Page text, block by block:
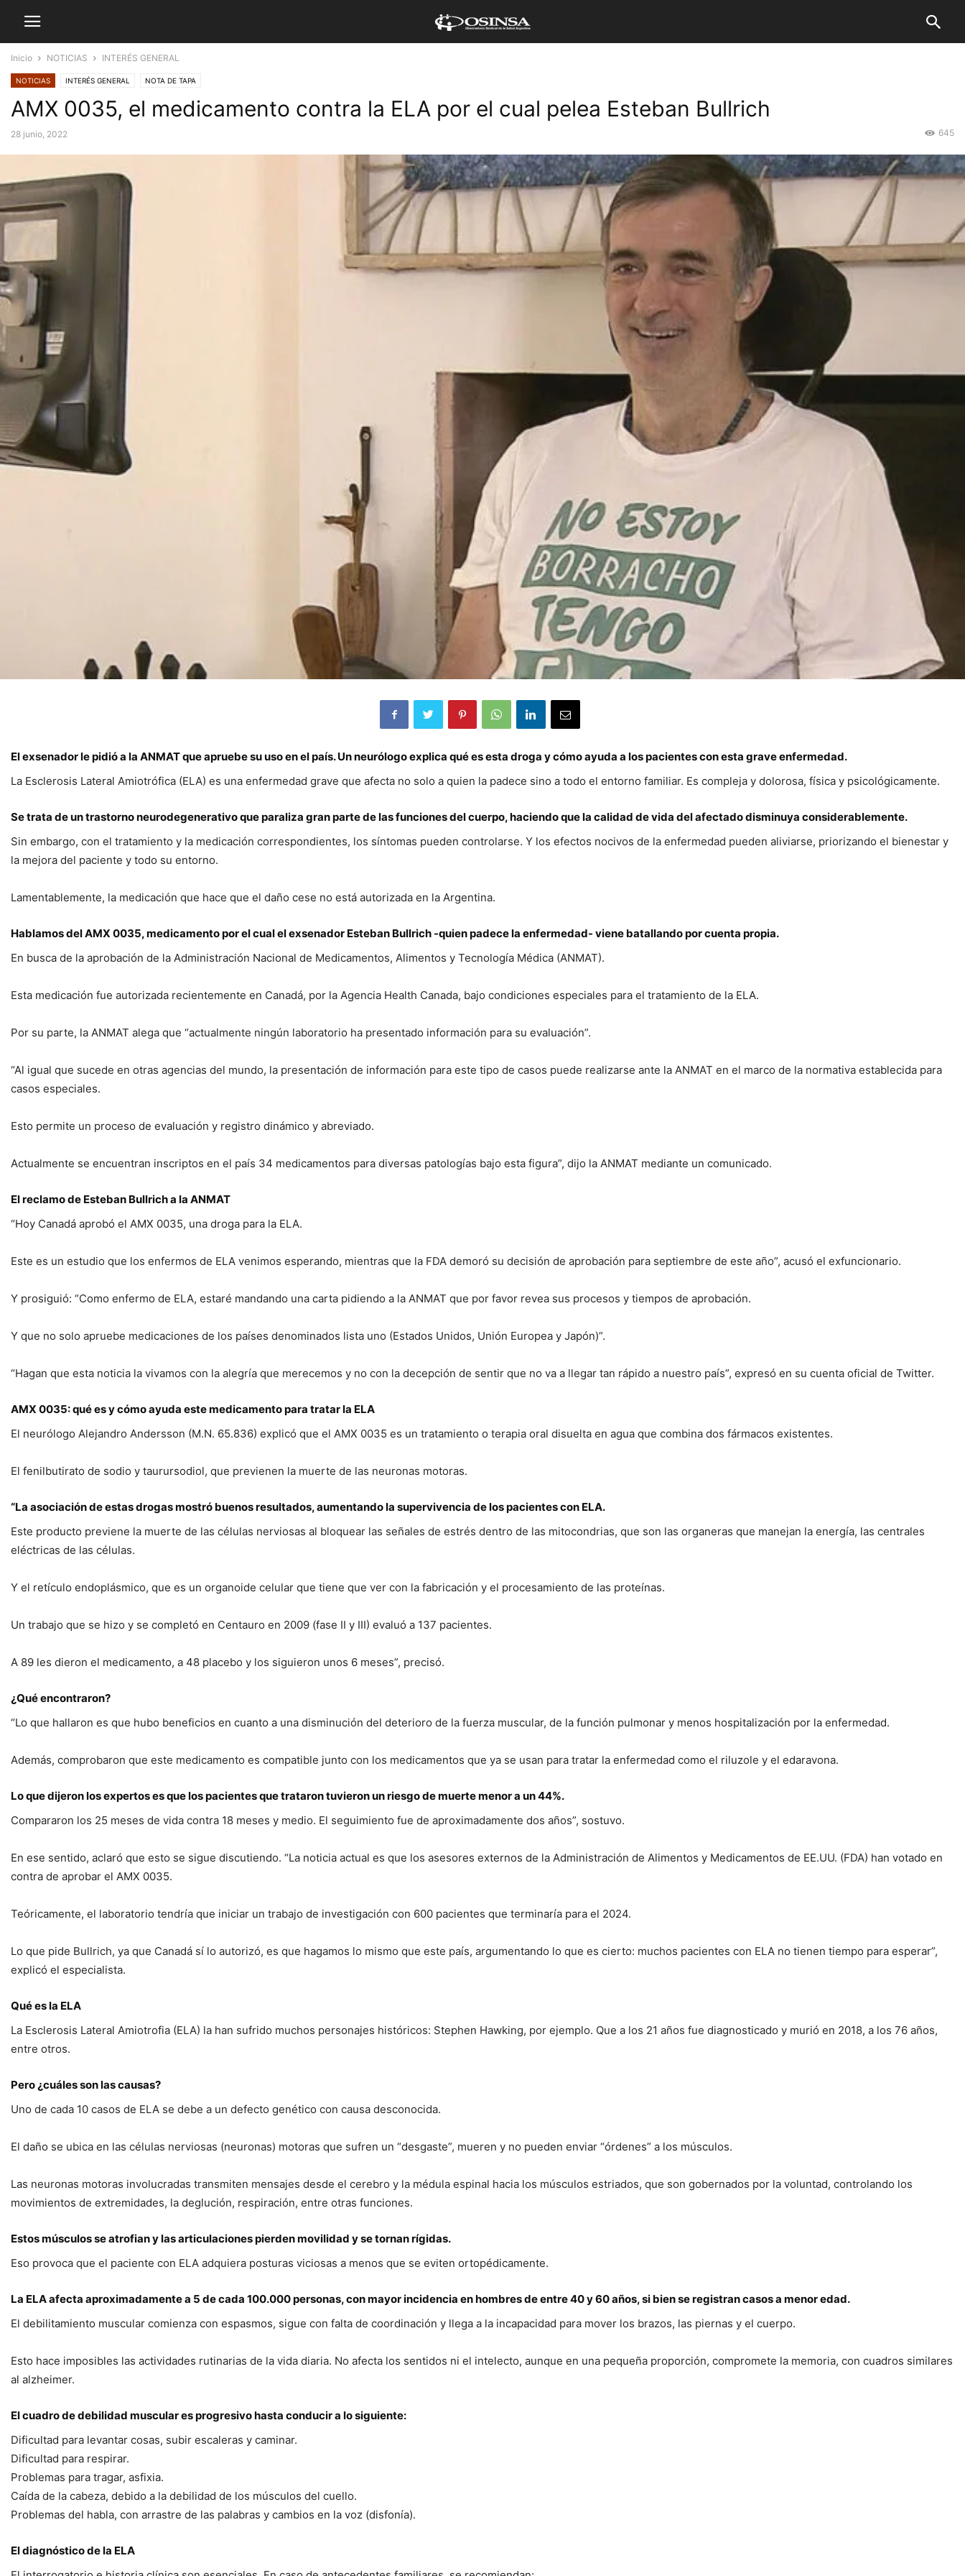
Inicio NOTICIAS INTERÉS GENERAL
NOTICIAS INTERÉS GENERAL NOTA DE TAPA
AMX 0035, el medicamento contra la ELA por el cual pelea Esteban Bullrich
28 junio, 2022 645
El exsenador le pidió a la ANMAT que apruebe su uso en el país. Un neurólogo explica qué es esta droga y cómo ayuda a los pacientes con esta grave enfermedad.
La Esclerosis Lateral Amiotrófica (ELA) es una enfermedad grave que afecta no solo a quien la padece sino a todo el entorno familiar. Es compleja y dolorosa, física y psicológicamente.
Se trata de un trastorno neurodegenerativo que paraliza gran parte de las funciones del cuerpo, haciendo que la calidad de vida del afectado disminuya considerablemente.
Sin embargo, con el tratamiento y la medicación correspondientes, los síntomas pueden controlarse. Y los efectos nocivos de la enfermedad pueden aliviarse, priorizando el bienestar y
la mejora del paciente y todo su entorno.
Lamentablemente, la medicación que hace que el daño cese no está autorizada en la Argentina.
Hablamos del AMX 0035, medicamento por el cual el exsenador Esteban Bullrich -quien padece la enfermedad- viene batallando por cuenta propia.
En busca de la aprobación de la Administración Nacional de Medicamentos, Alimentos y Tecnología Médica (ANMAT).
Esta medicación fue autorizada recientemente en Canadá, por la Agencia Health Canada, bajo condiciones especiales para el tratamiento de la ELA.
Por su parte, la ANMAT alega que “actualmente ningún laboratorio ha presentado información para su evaluación”.
“Al igual que sucede en otras agencias del mundo, la presentación de información para este tipo de casos puede realizarse ante la ANMAT en el marco de la normativa establecida para
casos especiales.
Esto permite un proceso de evaluación y registro dinámico y abreviado.
Actualmente se encuentran inscriptos en el país 34 medicamentos para diversas patologías bajo esta figura”, dijo la ANMAT mediante un comunicado.
El reclamo de Esteban Bullrich a la ANMAT
“Hoy Canadá aprobó el AMX 0035, una droga para la ELA.
Este es un estudio que los enfermos de ELA venimos esperando, mientras que la FDA demoró su decisión de aprobación para septiembre de este año”, acusó el exfuncionario.
Y prosiguió: “Como enfermo de ELA, estaré mandando una carta pidiendo a la ANMAT que por favor revea sus procesos y tiempos de aprobación.
Y que no solo apruebe medicaciones de los países denominados lista uno (Estados Unidos, Unión Europea y Japón)”.
“Hagan que esta noticia la vivamos con la alegría que merecemos y no con la decepción de sentir que no va a llegar tan rápido a nuestro país”, expresó en su cuenta oficial de Twitter.
AMX 0035: qué es y cómo ayuda este medicamento para tratar la ELA
El neurólogo Alejandro Andersson (M.N. 65.836) explicó que el AMX 0035 es un tratamiento o terapia oral disuelta en agua que combina dos fármacos existentes.
El fenilbutirato de sodio y taurursodiol, que previenen la muerte de las neuronas motoras.
“La asociación de estas drogas mostró buenos resultados, aumentando la supervivencia de los pacientes con ELA.
Este producto previene la muerte de las células nerviosas al bloquear las señales de estrés dentro de las mitocondrias, que son las organeras que manejan la energía, las centrales
eléctricas de las células.
Y el retículo endoplásmico, que es un organoide celular que tiene que ver con la fabricación y el procesamiento de las proteínas.
Un trabajo que se hizo y se completó en Centauro en 2009 (fase II y III) evaluó a 137 pacientes.
A 89 les dieron el medicamento, a 48 placebo y los siguieron unos 6 meses”, precisó.
¿Qué encontraron?
“Lo que hallaron es que hubo beneficios en cuanto a una disminución del deterioro de la fuerza muscular, de la función pulmonar y menos hospitalización por la enfermedad.
Además, comprobaron que este medicamento es compatible junto con los medicamentos que ya se usan para tratar la enfermedad como el riluzole y el edaravona.
Lo que dijeron los expertos es que los pacientes que trataron tuvieron un riesgo de muerte menor a un 44%.
Compararon los 25 meses de vida contra 18 meses y medio. El seguimiento fue de aproximadamente dos años”, sostuvo.
En ese sentido, aclaró que esto se sigue discutiendo. “La noticia actual es que los asesores externos de la Administración de Alimentos y Medicamentos de EE.UU. (FDA) han votado en
contra de aprobar el AMX 0035.
Teóricamente, el laboratorio tendría que iniciar un trabajo de investigación con 600 pacientes que terminaría para el 2024.
Lo que pide Bullrich, ya que Canadá sí lo autorizó, es que hagamos lo mismo que este país, argumentando lo que es cierto: muchos pacientes con ELA no tienen tiempo para esperar”,
explicó el especialista.
Qué es la ELA
La Esclerosis Lateral Amiotrofia (ELA) la han sufrido muchos personajes históricos: Stephen Hawking, por ejemplo. Que a los 21 años fue diagnosticado y murió en 2018, a los 76 años,
entre otros.
Pero ¿cuáles son las causas?
Uno de cada 10 casos de ELA se debe a un defecto genético con causa desconocida.
El daño se ubica en las células nerviosas (neuronas) motoras que sufren un “desgaste”, mueren y no pueden enviar “órdenes” a los músculos.
Las neuronas motoras involucradas transmiten mensajes desde el cerebro y la médula espinal hacia los músculos estriados, que son gobernados por la voluntad, controlando los
movimientos de extremidades, la deglución, respiración, entre otras funciones.
Estos músculos se atrofian y las articulaciones pierden movilidad y se tornan rígidas.
Eso provoca que el paciente con ELA adquiera posturas viciosas a menos que se eviten ortopédicamente.
La ELA afecta aproximadamente a 5 de cada 100.000 personas, con mayor incidencia en hombres de entre 40 y 60 años, si bien se registran casos a menor edad.
El debilitamiento muscular comienza con espasmos, sigue con falta de coordinación y llega a la incapacidad para mover los brazos, las piernas y el cuerpo.
Esto hace imposibles las actividades rutinarias de la vida diaria. No afecta los sentidos ni el intelecto, aunque en una pequeña proporción, compromete la memoria, con cuadros similares
al alzheimer.
El cuadro de debilidad muscular es progresivo hasta conducir a lo siguiente:
Dificultad para levantar cosas, subir escaleras y caminar.
Dificultad para respirar.
Problemas para tragar, asfixia.
Caída de la cabeza, debido a la debilidad de los músculos del cuello.
Problemas del habla, con arrastre de las palabras y cambios en la voz (disfonía).
El diagnóstico de la ELA